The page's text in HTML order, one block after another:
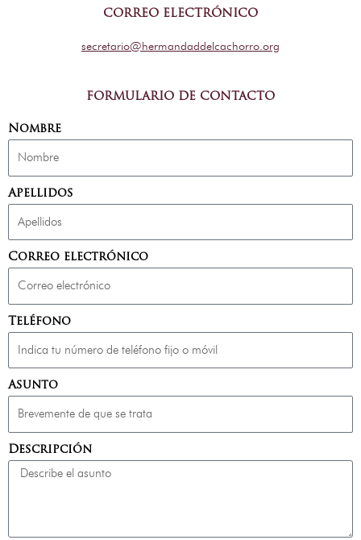
CORREO ELECTRÓNICO
secretario@hermandaddelcachorro.org
FORMULARIO DE CONTACTO
Nombre
Apellidos
Correo electrónico
Teléfono
Asunto
Descripción